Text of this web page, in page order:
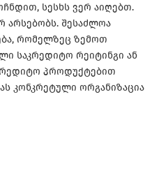
სესხს ვერ აიღებთ.
არსებობს. შესაძლოა
რომელზეც ზემოთ
საკრედიტო რეიტინგი ან
პროდუქტებით
კონკრეტული ორგანიზაცია